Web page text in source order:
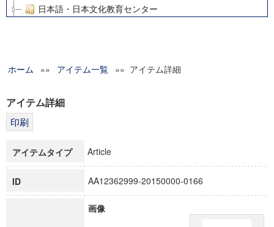
日本語・日本文化教育センター
グローバルリサーチインスティテュート
科学研究費補助金研究成果報告書
博士課程教育リーディングプログラム「超成熟社会発展のサ
ホーム »» アイテム一覧 »» アイテム詳細
アイテム詳細
アイテムタイプ Article
ID AA12362999-20150000-0166
画像